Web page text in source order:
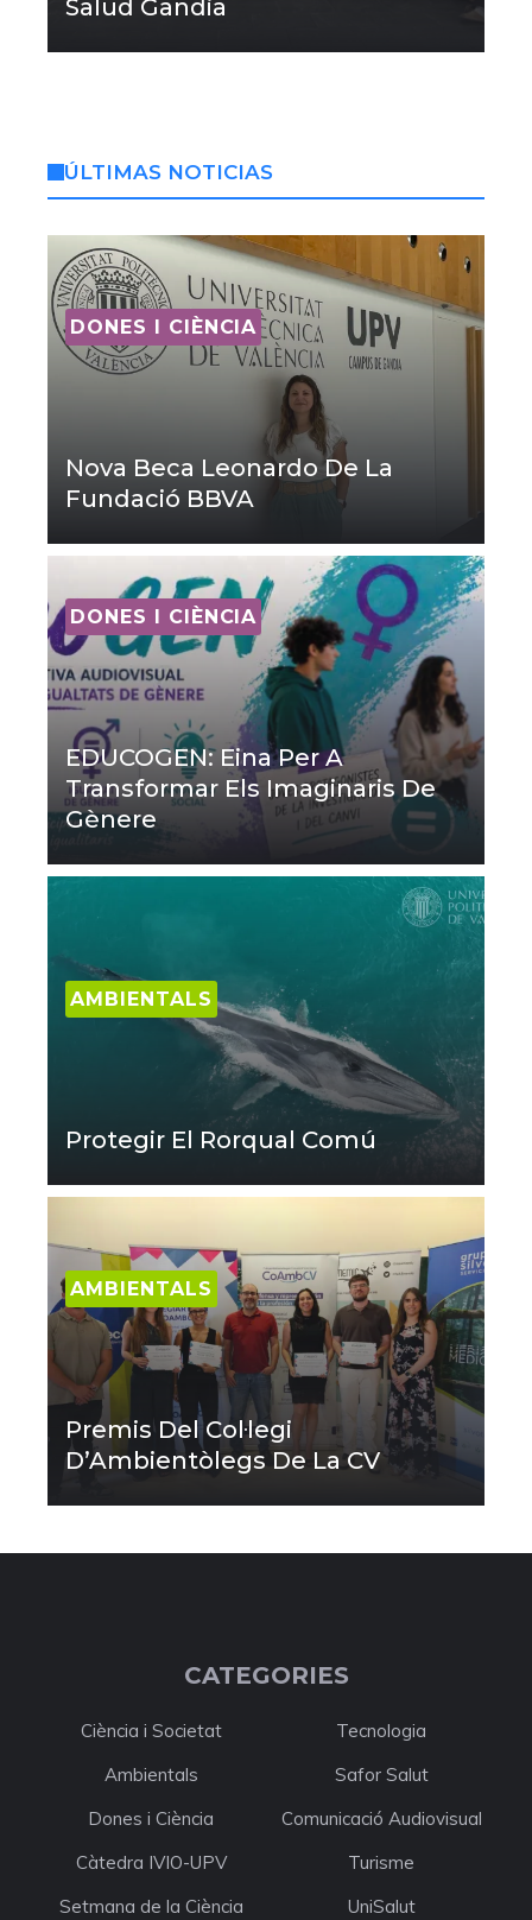
Salud Gandia
ÚLTIMAS NOTICIAS
DONES I CIÈNCIA
Nova Beca Leonardo De La
Fundació BBVA
DONES I CIÈNCIA
EDUCOGEN: Eina Per A
Transformar Els Imaginaris De
Gènere
AMBIENTALS
Protegir El Rorqual Comú
AMBIENTALS
Premis Del Col·legi
D’Ambientòlegs De La CV
CATEGORIES
Ciència i Societat
Tecnologia
Ambientals
Safor Salut
Dones i Ciència
Comunicació Audiovisual
Càtedra IVIO-UPV
Turisme
Setmana de la Ciència
UniSalut